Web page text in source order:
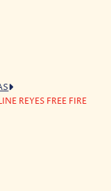
REYES FREE FIRE